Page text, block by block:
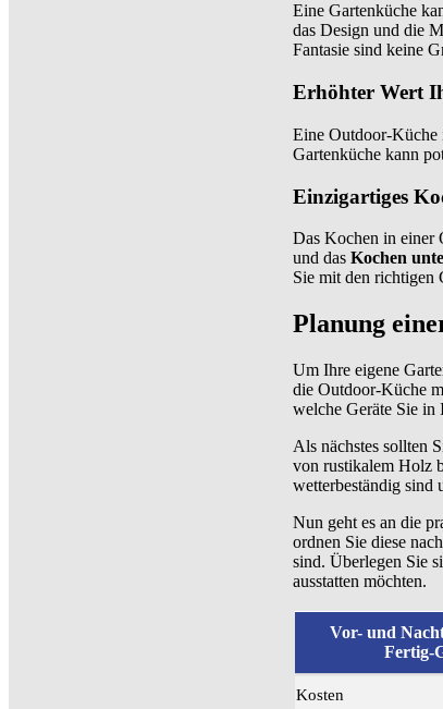
Eine Gartenküche
das Design und die
Fantasie sind keine
Erhöhter Wert
Eine Outdoor-Küche
Gartenküche kann
Einzigartiges
Das Kochen in einer
und das Kochen
Sie mit den richtigen
Planung
Um Ihre eigene
die Outdoor-Küche
welche Geräte Sie in
Als nächstes sollten
von rustikalem Holz
wetterbeständig sind
Nun geht es an die
ordnen Sie diese
sind. Überlegen Sie
ausstatten möchten.
Vor- und
Fertig-
Kosten